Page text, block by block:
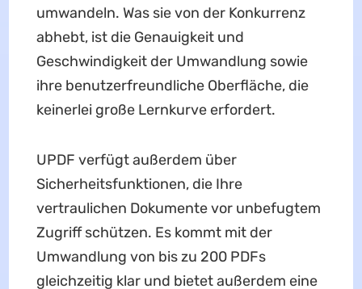
umwandeln. Was sie von der Konkurrenz
abhebt, ist die Genauigkeit und
Geschwindigkeit der Umwandlung sowie
ihre benutzerfreundliche Oberfläche, die
keinerlei große Lernkurve erfordert.
UPDF verfügt außerdem über
Sicherheitsfunktionen, die Ihre
vertraulichen Dokumente vor unbefugtem
Zugriff schützen. Es kommt mit der
Umwandlung von bis zu 200 PDFs
gleichzeitig klar und bietet außerdem eine